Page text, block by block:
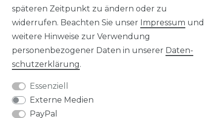
Wir versenden mit
späteren Zeitpunkt zu ändern oder zu
widerrufen. Beachten Sie unser Impressum und
weitere Hinweise zur Verwendung
personenbezogener Daten in unserer Daten­
schutz­erklärung.
Essenziell
Externe Medien
PayPal